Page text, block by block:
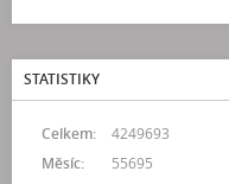
STATISTIKY
Celkem:
4249693
Měsíc:
55695